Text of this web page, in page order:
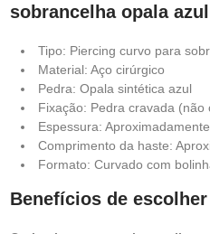
sobrancelha opala azul
Tipo: Piercing curvo para
Material: Aço cirúrgico
Pedra: Opala sintética azul
Fixação: Pedra cravada (não
Espessura:
Comprimento da haste:
Formato: Curvado com
Benefícios de